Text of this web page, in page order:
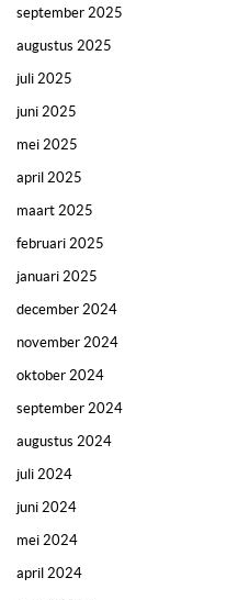
september 2025
augustus 2025
juli 2025
juni 2025
mei 2025
april 2025
maart 2025
februari 2025
januari 2025
december 2024
november 2024
oktober 2024
september 2024
augustus 2024
juli 2024
juni 2024
mei 2024
april 2024